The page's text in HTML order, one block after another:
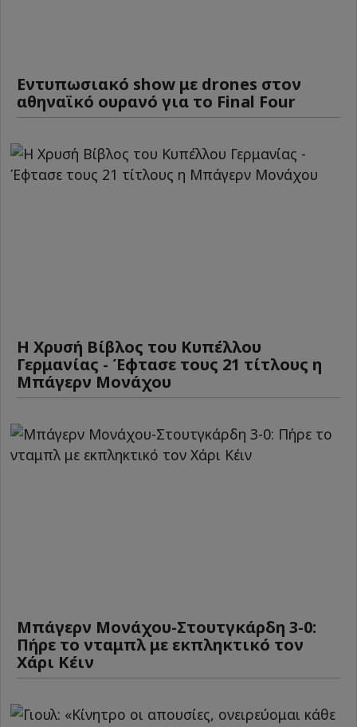
Εντυπωσιακό show με drones στον
αθηναϊκό ουρανό για το Final Four
Η Χρυσή Βίβλος του Κυπέλλου
Γερμανίας - Έφτασε τους 21 τίτλους η
Μπάγερν Μονάχου
Μπάγερν Μονάχου-Στουτγκάρδη 3-0:
Πήρε το νταμπλ με εκπληκτικό τον
Χάρι Κέιν